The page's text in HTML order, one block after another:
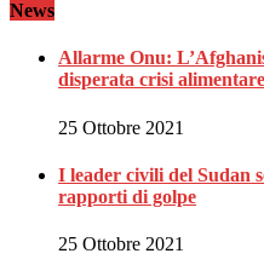
News
Allarme Onu:
disperata crisi alimentare
25 Ottobre 2021
I leader civili del Sudan
rapporti di golpe
25 Ottobre 2021